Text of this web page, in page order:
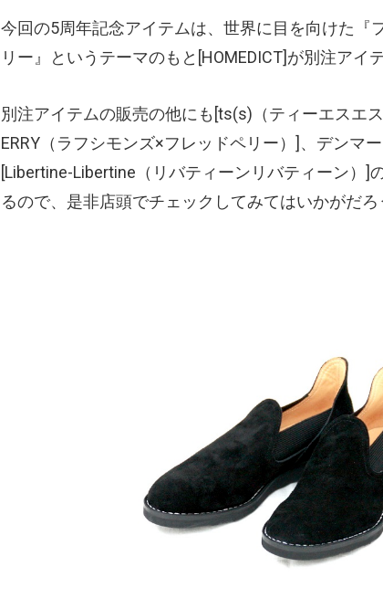
今回の5周年記念アイテムは、世界に目を向けた『
リー』というテーマのもと[HOMEDICT]が別注アイ
別注アイテムの販売の他にも[ts(s) （ティーエスエス
ERRY （ラフシモンズ×フレッドペリー） ]、デンマ
[Libertine-Libertine （リバティーンリバティーン） ]
るので、是非店頭でチェックしてみてはいかがだろ